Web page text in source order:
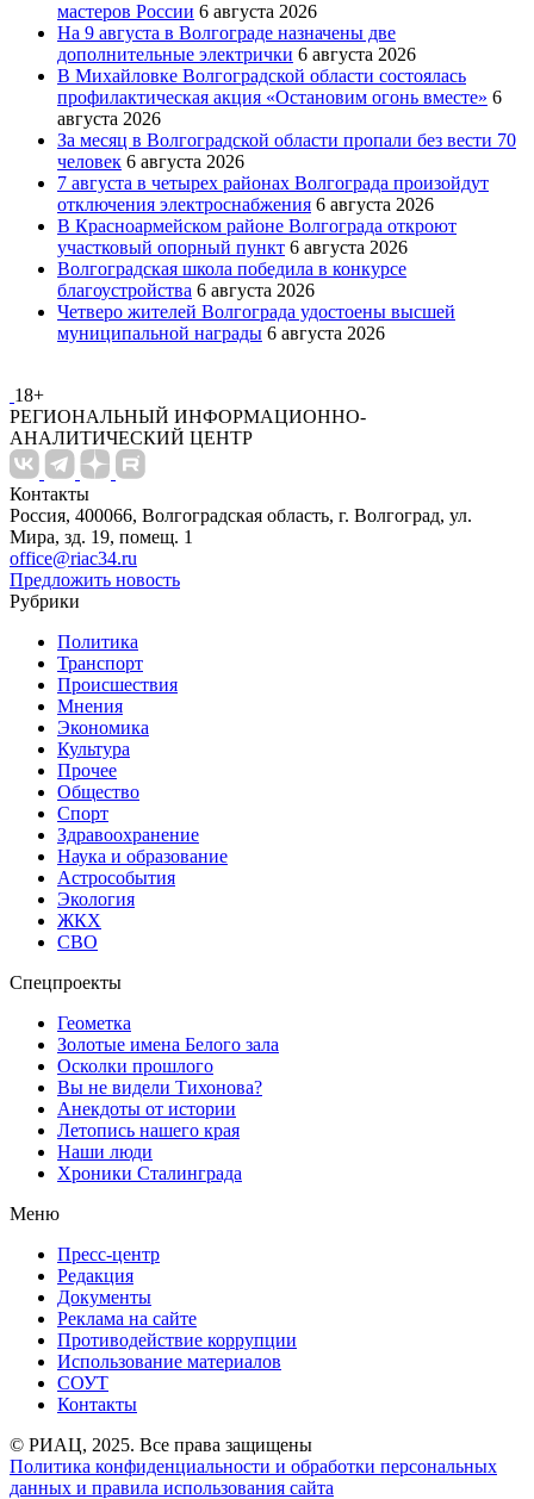
мастеров России 6 августа 2026
На 9 августа в Волгограде назначены две
дополнительные электрички 6 августа 2026
В Михайловке Волгоградской области состоялась
профилактическая акция «Остановим огонь вместе» 6
августа 2026
За месяц в Волгоградской области пропали без вести 70
человек 6 августа 2026
7 августа в четырех районах Волгограда произойдут
отключения электроснабжения 6 августа 2026
В Красноармейском районе Волгограда откроют
участковый опорный пункт 6 августа 2026
Волгоградская школа победила в конкурсе
благоустройства 6 августа 2026
Четверо жителей Волгограда удостоены высшей
муниципальной награды 6 августа 2026
18+
РЕГИОНАЛЬНЫЙ ИНФОРМАЦИОННО-
АНАЛИТИЧЕСКИЙ ЦЕНТР
Контакты
Россия, 400066, Волгоградская область, г. Волгоград, ул.
Мира, зд. 19, помещ. 1
office@riac34.ru
Предложить новость
Рубрики
Политика
Транспорт
Происшествия
Мнения
Экономика
Культура
Прочее
Общество
Спорт
Здравоохранение
Наука и образование
Астрособытия
Экология
ЖКХ
СВО
Спецпроекты
Геометка
Золотые имена Белого зала
Осколки прошлого
Вы не видели Тихонова?
Анекдоты от истории
Летопись нашего края
Наши люди
Хроники Сталинграда
Меню
Пресс-центр
Редакция
Документы
Реклама на сайте
Противодействие коррупции
Использование материалов
СОУТ
Контакты
© РИАЦ, 2025. Все права защищены
Политика конфиденциальности и обработки персональных
данных и правила использования сайта